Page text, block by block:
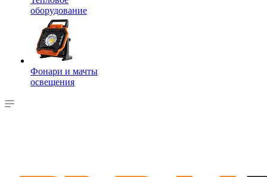
оборудование
Фонари и мачты
освещения